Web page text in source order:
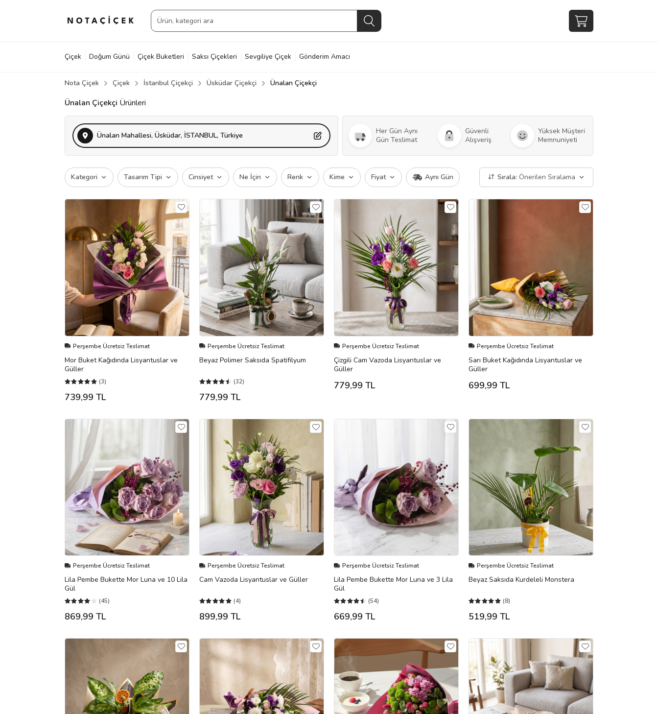
Çiçek Doğum Günü Çiçek Buketleri Saksı Çiçekleri Sevgiliye Çiçek Gönderim Amacı
Nota Çiçek Çiçek İstanbul Çiçekçi Üsküdar Çiçekçi Ünalan Çiçekçi
Ünalan Çiçekçi Ürünleri
Ünalan Mahallesi, Üsküdar, İSTANBUL, Türkiye
Her Gün Aynı
Gün Teslimat
Güvenli
Alışveriş
Yüksek Müşteri
Memnuniyeti
Kategori Tasarım Tipi Cinsiyet Ne İçin Renk Kime Fiyat Aynı Gün Sırala: Önerilen Sıralama
Perşembe Ücretsiz Teslimat
Mor Buket Kağıdında Lisyantuslar ve
Güller
(3)
739,99 TL
Perşembe Ücretsiz Teslimat
Beyaz Polimer Saksıda Spatifilyum
(32)
779,99 TL
Perşembe Ücretsiz Teslimat
Çizgili Cam Vazoda Lisyantuslar ve
Güller
779,99 TL
Perşembe Ücretsiz Teslimat
Sarı Buket Kağıdında Lisyantuslar ve
Güller
699,99 TL
Perşembe Ücretsiz Teslimat
Lila Pembe Bukette Mor Luna ve 10 Lila
Gül
(45)
869,99 TL
Perşembe Ücretsiz Teslimat
Cam Vazoda Lisyantuslar ve Güller
(4)
899,99 TL
Perşembe Ücretsiz Teslimat
Lila Pembe Bukette Mor Luna ve 3 Lila
Gül
(54)
669,99 TL
Perşembe Ücretsiz Teslimat
Beyaz Saksıda Kurdeleli Monstera
(8)
519,99 TL